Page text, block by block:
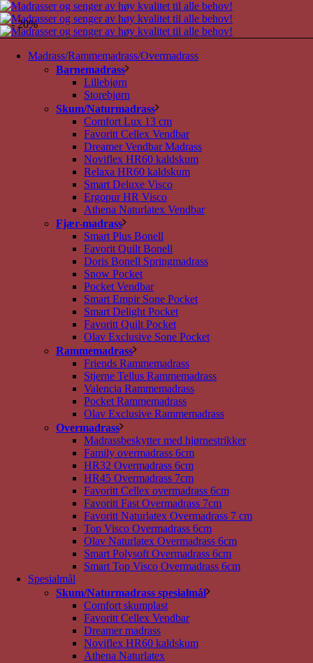
Madrass/Rammemadrass/Overmadrass
Barnemadrass
Lillebjørn
Storebjørn
Skum/Naturmadrass
Comfort Lux 13 cm
Favoritt Cellex Vendbar
Dreamer Vendbar Madrass
Noviflex HR60 kaldskum
Relaxa HR60 kaldskum
Smart Deluxe Visco
Ergopur HR Visco
Athena Naturlatex Vendbar
Fjær-madrass
Smart Plus Bonell
Favorit Quilt Bonell
Doris Bonell Springmadrass
Snow Pocket
Pocket Vendbar
Smart Empir Sone Pocket
Smart Delight Pocket
Favoritt Quilt Pocket
Olav Exclusive Sone Pocket
Rammemadrass
Friends Rammemadrass
Stjerne Tellus Rammemadrass
Valencia Rammemadrass
Pocket Rammemadrass
Olav Exclusive Rammemadrass
Overmadrass
Madrassbeskytter med hjørnestrikker
Family overmadrass 6cm
HR32 Overmadrass 6cm
HR45 Overmadrass 7cm
Favoritt Cellex overmadrass 6cm
Favoritt Fast Overmadrass 7cm
Favoritt Naturlatex Overmadrass 7 cm
Top Visco Overmadrass 6cm
Olav Naturlatex Overmadrass 6cm
Smart Polysoft Overmadrass 6cm
Smart Top Visco Overmadrass 6cm
Spesialmål
Skum/Naturmadrass spesialmål
Comfort skumplast
Favoritt Cellex Vendbar
Dreamer madrass
Noviflex HR60 kaldskum
Athena Naturlatex
- 20%